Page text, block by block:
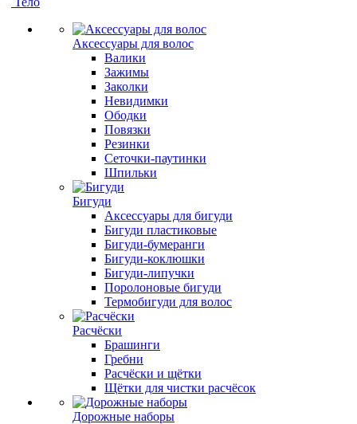
Аксессуары для волос
Валики
Зажимы
Заколки
Невидимки
Ободки
Повязки
Резинки
Сеточки-паутинки
Шпильки
Бигуди
Аксессуары для бигуди
Бигуди пластиковые
Бигуди-бумеранги
Бигуди-коклюшки
Бигуди-липучки
Поролоновые бигуди
Термобигуди для волос
Расчёски
Брашинги
Гребни
Расчёски и щётки
Щётки для чистки расчёсок
Дорожные наборы